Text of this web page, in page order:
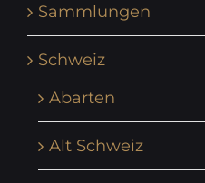
Sammlungen
Schweiz
Abarten
Alt Schweiz